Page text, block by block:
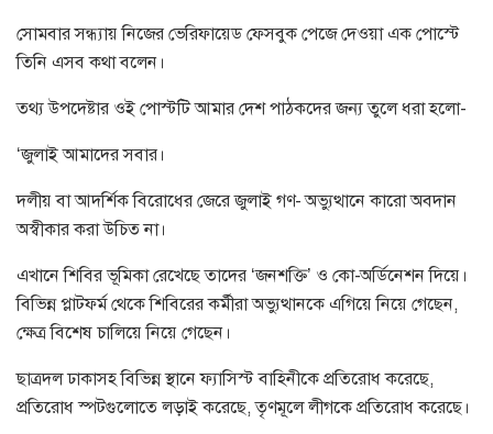
সোমবার সন্ধ্যায় নিজের ভেরিফায়েড ফেসবুক পেজে দেওয়া এক পোস্টে
তিনি এসব কথা বলেন।
তথ্য উপদেষ্টার ওই পোস্টটি আমার দেশ পাঠকদের জন্য তুলে ধরা হলো-
‘জুলাই আমাদের সবার।
দলীয় বা আদর্শিক বিরোধের জেরে জুলাই গণ- অভ্যুত্থানে কারো অবদান
অস্বীকার করা উচিত না।
এখানে শিবির ভূমিকা রেখেছে তাদের ‘জনশক্তি’ ও কো-অর্ডিনেশন দিয়ে।
বিভিন্ন প্লাটফর্ম থেকে শিবিরের কর্মীরা অভ্যুত্থানকে এগিয়ে নিয়ে গেছেন,
ক্ষেত্র বিশেষ চালিয়ে নিয়ে গেছেন।
ছাত্রদল ঢাকাসহ বিভিন্ন স্থানে ফ্যাসিস্ট বাহিনীকে প্রতিরোধ করেছে,
প্রতিরোধ স্পটগুলোতে লড়াই করেছে, তৃণমূলে লীগকে প্রতিরোধ করেছে।